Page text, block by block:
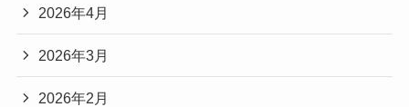
2026年4月
2026年3月
2026年2月